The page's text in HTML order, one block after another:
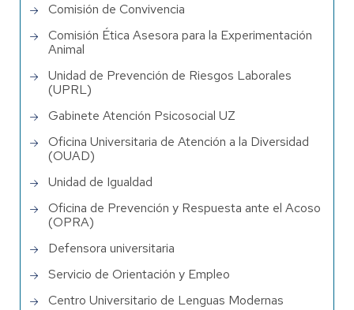
Comisión de Convivencia
Comisión Ética Asesora para la Experimentación
Animal
Unidad de Prevención de Riesgos Laborales
(UPRL)
Gabinete Atención Psicosocial UZ
Oficina Universitaria de Atención a la Diversidad
(OUAD)
Unidad de Igualdad
Oficina de Prevención y Respuesta ante el Acoso
(OPRA)
Defensora universitaria
Servicio de Orientación y Empleo
Centro Universitario de Lenguas Modernas